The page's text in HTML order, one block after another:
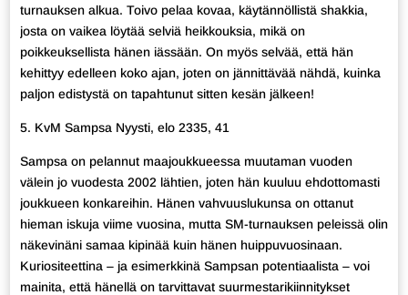
turnauksen alkua. Toivo pelaa kovaa, käytännöllistä shakkia,
josta on vaikea löytää selviä heikkouksia, mikä on
poikkeuksellista hänen iässään. On myös selvää, että hän
kehittyy edelleen koko ajan, joten on jännittävää nähdä, kuinka
paljon edistystä on tapahtunut sitten kesän jälkeen!
5. KvM Sampsa Nyysti, elo 2335, 41
Sampsa on pelannut maajoukkueessa muutaman vuoden
välein jo vuodesta 2002 lähtien, joten hän kuuluu ehdottomasti
joukkueen konkareihin. Hänen vahvuuslukunsa on ottanut
hieman iskuja viime vuosina, mutta SM-turnauksen peleissä olin
näkevinäni samaa kipinää kuin hänen huippuvuosinaan.
Kuriositeettina – ja esimerkkinä Sampsan potentiaalista – voi
mainita, että hänellä on tarvittavat suurmestarikiinnitykset